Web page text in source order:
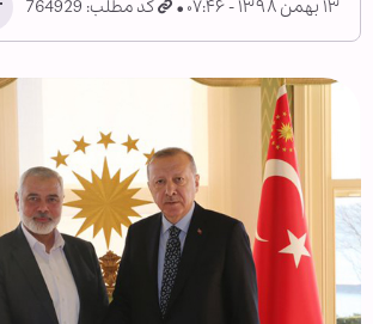
۱۳ بهمن ۱۳۹۸ - ۰۷:۴۶ کد مطلب: 764929